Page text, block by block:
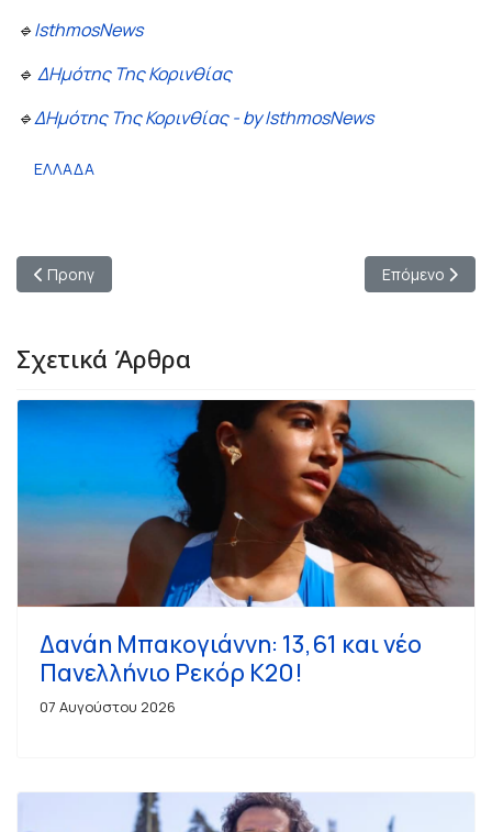
🔹IsthmosNews
🔹 ΔΗμότης Της Κορινθίας
🔹ΔΗμότης Της Κορινθίας - by IsthmosNews
ΕΛΛΑΔΑ
Προηγούμενο άρθρο: Win Cancer : Η Γωγώ Μαστροκώστα δεν
Προηγ Επόμενο
Επόμενο
Σχετικά Άρθρα
Δανάη Μπακογιάννη: 13,61 και νέο
Πανελλήνιο Ρεκόρ Κ20!
07 Αυγούστου 2026